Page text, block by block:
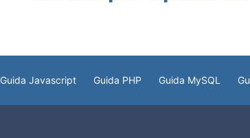
Guida Javascript Guida PHP Guida MySQL